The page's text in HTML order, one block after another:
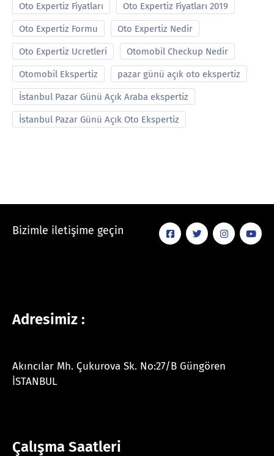
Oto Expertiz Fiyatları Oto Expertiz Fiyatları 2019
Oto Expertiz Formu Oto Expertiz Nedir
Oto Expertiz Ucretleri Otomobil Checkup Nedir
Otomobil Ekspertiz pazar günü açık oto ekspertiz
İstanbul Pazar Günü Açık Araba ekspertiz
İstanbul Pazar Günü Açık Oto Ekspertiz
Bizimle iletişime geçin
Adresimiz :
Akıncılar Mh. Çukurova Sk. No:27/B Güngören
İSTANBUL
Çalışma Saatleri